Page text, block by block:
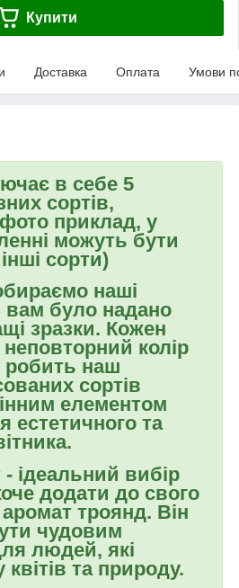
Купити
Доставка Оплата Умови
в себе 5
сортів,
приклад, у
можуть бути
сорти)
наші
було надано
зразки. Кожен
колір
робить наш
сортів
елементом
естетичного та
ідеальний вибір
додати до свого
троянд. Він
чудовим
людей, які
та природу.